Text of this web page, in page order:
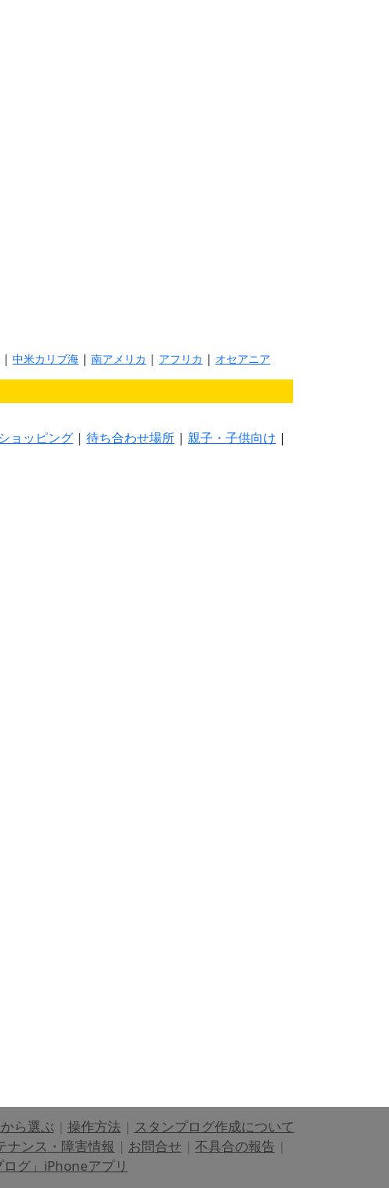
| 中米カリブ海 | 南アメリカ | アフリカ | オセアニア
ショッピング | 待ち合わせ場所 | 親子・子供向け |
ら選ぶ | 操作方法| スタンプログ作成について
ナンス・障害情報 | お問合せ | 不具合の報告 |
ログ」iPhoneアプリ